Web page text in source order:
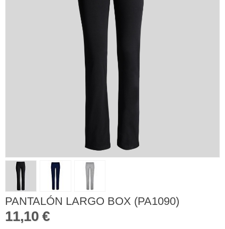
PANTALÓN LARGO BOX (PA1090)
11,10 €